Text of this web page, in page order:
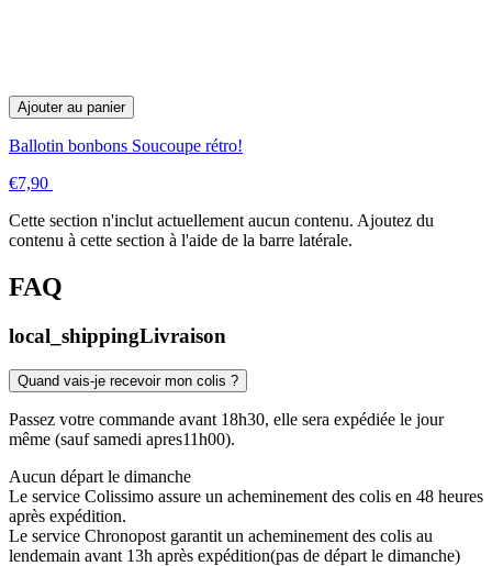
Ajouter au panier
Ballotin bonbons Soucoupe rétro!
€7,90
Cette section n'inclut actuellement aucun contenu. Ajoutez du
contenu à cette section à l'aide de la barre latérale.
FAQ
local_shippingLivraison
Quand vais-je recevoir mon colis ?
Passez votre commande avant 18h30, elle sera expédiée le jour
même (sauf samedi apres11h00).
Aucun départ le dimanche
Le service Colissimo assure un acheminement des colis en 48 heures
après expédition.
Le service Chronopost garantit un acheminement des colis au
lendemain avant 13h après expédition(pas de départ le dimanche)